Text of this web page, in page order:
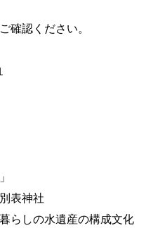
確認ください。
表神社
らしの水遺産の構成文化